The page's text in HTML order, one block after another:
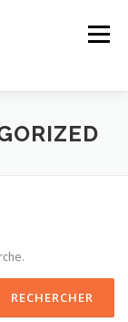
Menu
CONTACT